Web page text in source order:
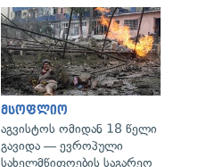
მსოფლიო
აგვისტოს ომიდან 18 წელი
გავიდა — ევროპული
სახელმწიფოების საგარეო